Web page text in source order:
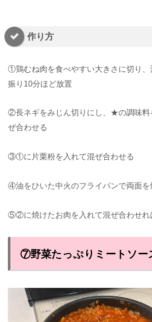
作り方
①鶏むね肉を食べやすい大きさに切り、
振り10分ほど放置
②長ネギをみじん切りにし、★の調味料
ぜ合わせる
③①に片栗粉を入れて混ぜ合わせる
④油をひいた中火のフライパンで両面を
⑤②に焼けたお肉を入れて混ぜ合わせれ
⑦野菜たっぷりミートソー